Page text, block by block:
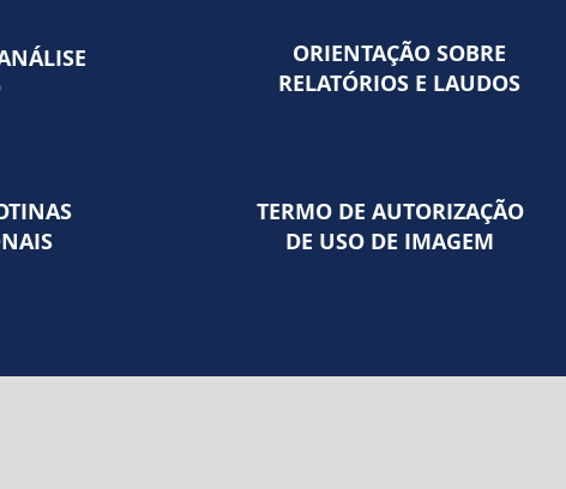
ORIENTAÇÃO SOBRE
RELATÓRIOS E LAUDOS
TERMO DE AUTORIZAÇÃO
DE USO DE IMAGEM